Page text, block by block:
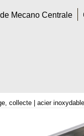
Mecano Centrale
collecte | acier